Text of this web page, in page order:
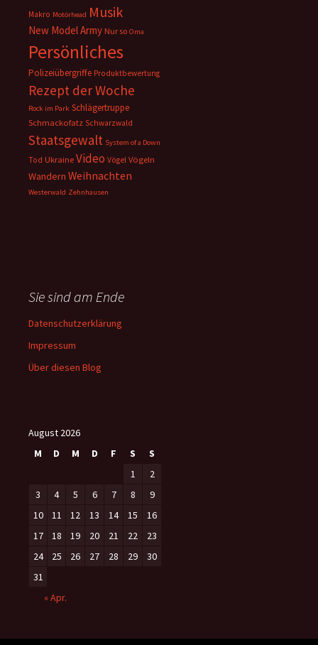
Makro Motörhead Musik
New Model Army Nur so Oma
Persönliches
Polizeiübergriffe Produktbewertung
Rezept der Woche
Rock im Park Schlägertruppe
Schmackofatz Schwarzwald
Staatsgewalt System of a Down
Tod Ukraine Video Vögel Vögeln
Wandern Weihnachten
Westerwald Zehnhausen
Sie sind am Ende
Datenschutzerklärung
Impressum
Über diesen Blog
August 2026
M
D M D F S
S
1
2
3
4 5 6 7 8
9
10
11 12 13 14 15
16
17
18 19 20 21 22
23
24
25 26 27 28 29
30
31
« Apr.